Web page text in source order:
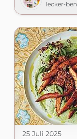
lecker-
25 Juli 2025